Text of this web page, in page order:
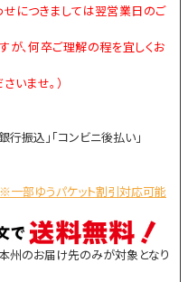
につきましては翌営業日のご
、何卒ご理解の程を宜しくお
いませ。）
行振込」「コンビニ後払い」
※一部ゆうパケット割引対応可能
州のお届け先のみが対象となり